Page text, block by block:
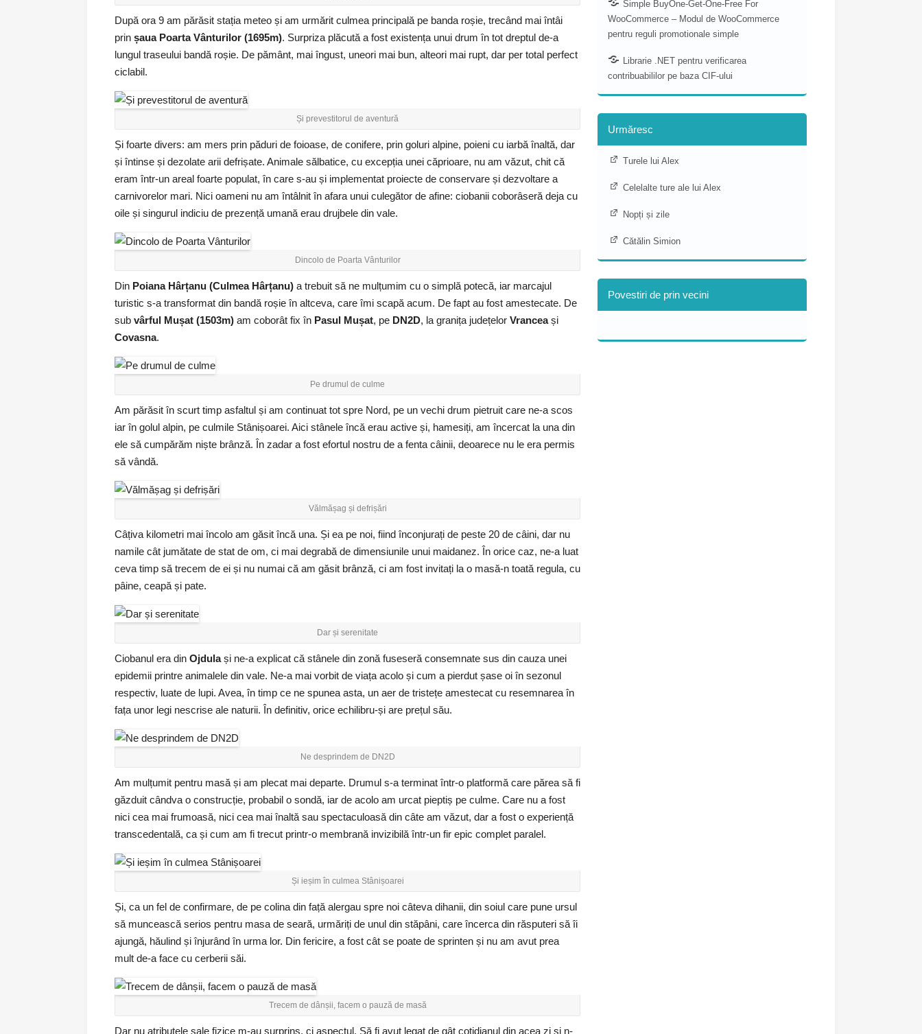
După ora 9 am părăsit stația meteo și am urmărit culmea principală pe banda roșie, trecând mai întâi
prin șaua Poarta Vânturilor (1695m). Surpriza plăcută a fost existența unui drum în tot dreptul de-a
lungul traseului bandă roșie. De pământ, mai îngust, uneori mai bun, alteori mai rupt, dar per total perfect
ciclabil.
Și prevestitorul de aventură
Și foarte divers: am mers prin păduri de foioase, de conifere, prin goluri alpine, poieni cu iarbă înaltă, dar
și întinse și dezolate arii defrișate. Animale sălbatice, cu excepția unei căprioare, nu am văzut, chit că
eram într-un areal foarte populat, în care s-au și implementat proiecte de conservare și dezvoltare a
carnivorelor mari. Nici oameni nu am întâlnit în afara unui culegător de afine: ciobanii coborâseră deja cu
oile și singurul indiciu de prezență umană erau drujbele din vale.
Dincolo de Poarta Vânturilor
Din Poiana Hârțanu (Culmea Hârțanu) a trebuit să ne mulțumim cu o simplă potecă, iar marcajul
turistic s-a transformat din bandă roșie în altceva, care îmi scapă acum. De fapt au fost amestecate. De
sub vârful Mușat (1503m) am coborât fix în Pasul Mușat, pe DN2D, la granița județelor Vranceași
Covasna.
Pe drumul de culme
Am părăsit în scurt timp asfaltul și am continuat tot spre Nord, pe un vechi drum pietruit care ne-a scos
iar în golul alpin, pe culmile Stânișoarei. Aici stânele încă erau active și, hamesiți, am încercat la una din
ele să cumpărăm niște brânză. În zadar a fost efortul nostru de a fenta câinii, deoarece nu le era permis
să vândă.
Vălmășag și defrișări
Câțiva kilometri mai încolo am găsit încă una. Și ea pe noi, fiind înconjurați de peste 20 de câini, dar nu
namile cât jumătate de stat de om, ci mai degrabă de dimensiunile unui maidanez. În orice caz, ne-a luat
ceva timp să trecem de ei și nu numai că am găsit brânză, ci am fost invitați la o masă-n toată regula, cu
pâine, ceapă și pate.
Dar și serenitate
Ciobanul era din Ojdulași ne-a explicat că stânele din zonă fuseseră consemnate sus din cauza unei
epidemii printre animalele din vale. Ne-a mai vorbit de viața acolo și cum a pierdut șase oi în sezonul
respectiv, luate de lupi. Avea, în timp ce ne spunea asta, un aer de tristețe amestecat cu resemnarea în
fața unor legi nescrise ale naturii. În definitiv, orice echilibru-și are prețul său.
Ne desprindem de DN2D
Am mulțumit pentru masă și am plecat mai departe. Drumul s-a terminat într-o platformă care părea să fi
găzduit cândva o construcție, probabil o sondă, iar de acolo am urcat pieptiș pe culme. Care nu a fost
nici cea mai frumoasă, nici cea mai înaltă sau spectaculoasă din câte am văzut, dar a fost o experiență
transcedentală, ca și cum am fi trecut printr-o membrană invizibilă într-un fir epic complet paralel.
Și ieșim în culmea Stânișoarei
Și, ca un fel de confirmare, de pe colina din față alergau spre noi câteva dihanii, din soiul care pune ursul
să muncească serios pentru masa de seară, urmăriți de unul din stăpâni, care încerca din răsputeri să îi
ajungă, hăulind și înjurând în urma lor. Din fericire, a fost cât se poate de sprinten și nu am avut prea
mult de-a face cu cerberii săi.
Trecem de dânșii, facem o pauză de masă
Dar nu atributele sale fizice m-au surprins, ci aspectul. Să fi avut legat de gât cotidianul din acea zi și n-
Simple BuyOne-Get-One-Free For
WooCommerce – Modul de WooCommerce
pentru reguli promotionale simple
Librarie .NET pentru verificarea
contribuabililor pe baza CIF-ului
Urmăresc
Turele lui Alex
Celelalte ture ale lui Alex
Nopți și zile
Cătălin Simion
Povestiri de prin vecini